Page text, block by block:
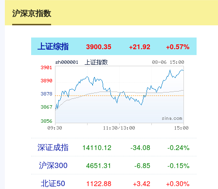
沪深京指数
上证综指 3900.35 +21.92 +0.57%
深证成指 14110.12 -34.08 -0.24%
沪深300 4651.31 -6.85 -0.15%
北证50 1122.88 +3.42 +0.30%